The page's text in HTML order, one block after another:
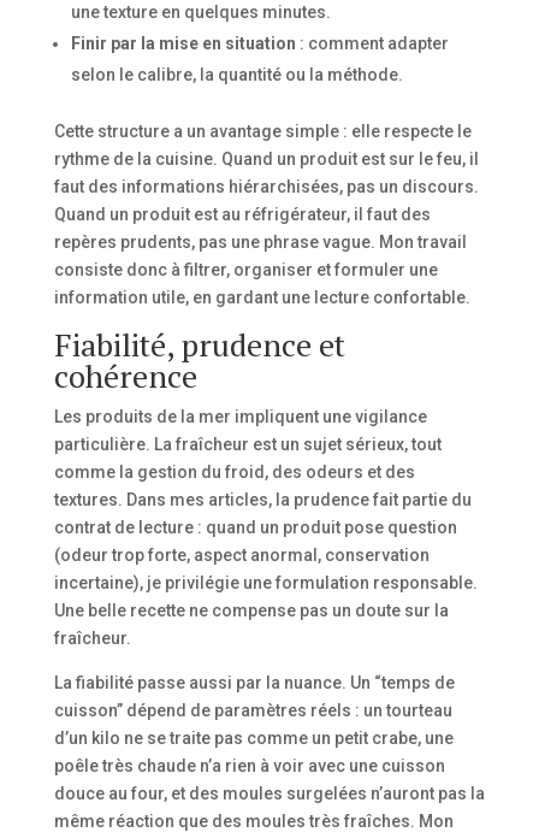
une texture en quelques minutes.
Finir par la mise en situation : comment adapter
selon le calibre, la quantité ou la méthode.
Cette structure a un avantage simple : elle respecte le
rythme de la cuisine. Quand un produit est sur le feu, il
faut des informations hiérarchisées, pas un discours.
Quand un produit est au réfrigérateur, il faut des
repères prudents, pas une phrase vague. Mon travail
consiste donc à filtrer, organiser et formuler une
information utile, en gardant une lecture confortable.
Fiabilité, prudence et
cohérence
Les produits de la mer impliquent une vigilance
particulière. La fraîcheur est un sujet sérieux, tout
comme la gestion du froid, des odeurs et des
textures. Dans mes articles, la prudence fait partie du
contrat de lecture : quand un produit pose question
(odeur trop forte, aspect anormal, conservation
incertaine), je privilégie une formulation responsable.
Une belle recette ne compense pas un doute sur la
fraîcheur.
La fiabilité passe aussi par la nuance. Un “temps de
cuisson” dépend de paramètres réels : un tourteau
d’un kilo ne se traite pas comme un petit crabe, une
poêle très chaude n’a rien à voir avec une cuisson
douce au four, et des moules surgelées n’auront pas la
même réaction que des moules très fraîches. Mon